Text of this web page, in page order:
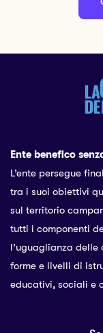
Ente benefico
L’ente persegue
tra i suoi obiettivi
sul territorio
tutti i componenti
l’uguaglianza
forme e livelli di
educativi, sociali e